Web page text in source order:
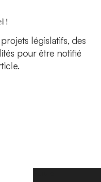
!
législatifs, des
pour être notifié